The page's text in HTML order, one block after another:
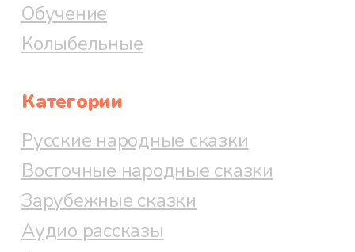
Обучение
Колыбельные
Категории
Русские народные сказки
Восточные народные сказки
Зарубежные сказки
Аудио рассказы